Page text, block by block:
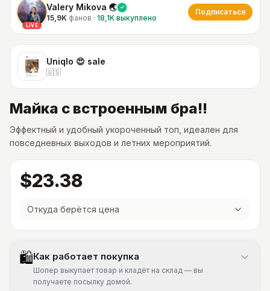
LIVE
Valery Mikova 🌏
15,9K фанов · 18,1K выкуплено
Подписаться
Uniqlo 😍 sale
🇺🇸
Майка с встроенным бра!!
Эффектный и удобный укороченный топ, идеален для
повседневных выходов и летних мероприятий.
$23.38
Откуда берётся цена
🛍Как работает покупка
Шопер выкупает товар и кладёт на склад — вы
получаете посылку домой.